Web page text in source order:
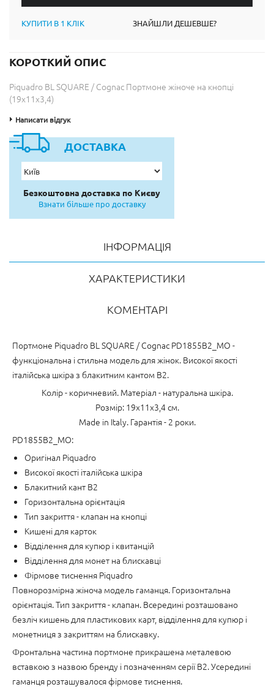
КУПИТИ В 1 КЛІК ЗНАЙШЛИ ДЕШЕВШЕ?
КОРОТКИЙ ОПИС
Piquadro BL SQUARE / Cognac Портмоне жіноче на кнопці
(19x11x3,4)
Написати відгук
ДОСТАВКА
Безкоштовна доставка по Києву
Взнати більше про доставку
ІНФОРМАЦІЯ
ХАРАКТЕРИСТИКИ
КОМЕНТАРІ
Портмоне Piquadro BL SQUARE / Cognac PD1855B2_MO -
функціональна і стильна модель для жінок. Високої якості
італійська шкіра з блакитним кантом B2.
Колір - коричневий. Матеріал - натуральна шкіра.
Розмір: 19х11х3,4 см.
Made in Italy. Гарантія - 2 роки.
PD1855B2_MO:
Оригінал Piquadro
Високої якості італійська шкіра
Блакитний кант B2
Горизонтальна орієнтація
Тип закриття - клапан на кнопці
Кишені для карток
Відділення для купюр і квитанцій
Відділення для монет на блискавці
Фірмове тиснення Piquadro
Повнорозмірна жіноча модель гаманця. Горизонтальна
орієнтація. Тип закриття - клапан. Всередині розташовано
безліч кишень для пластикових карт, відділення для купюр і
монетниця з закриттям на блискавку.
Фронтальна частина портмоне прикрашена металевою
вставкою з назвою бренду і позначенням серії B2. Усередині
гаманця розташувалося фірмове тиснення.